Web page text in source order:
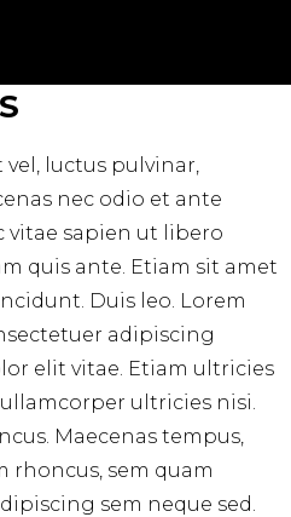
luctus pulvinar,
nec odio et ante
sapien ut libero
quis ante. Etiam sit amet
Duis leo. Lorem
adipiscing
elit vitae. Etiam ultricies
ultricies nisi.
Maecenas tempus,
sem quam
sem neque sed.